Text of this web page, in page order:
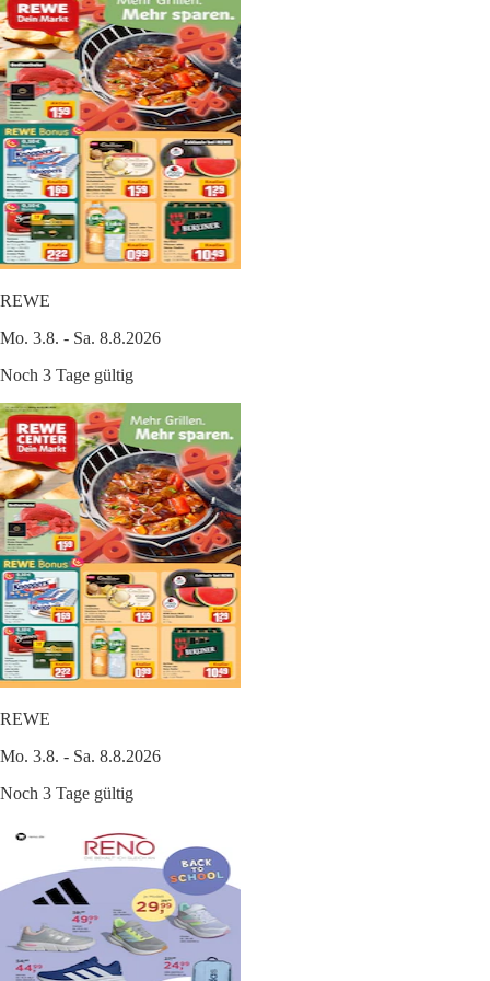
REWE
Mo. 3.8. - Sa. 8.8.2026
Noch 3 Tage gültig
REWE
Mo. 3.8. - Sa. 8.8.2026
Noch 3 Tage gültig